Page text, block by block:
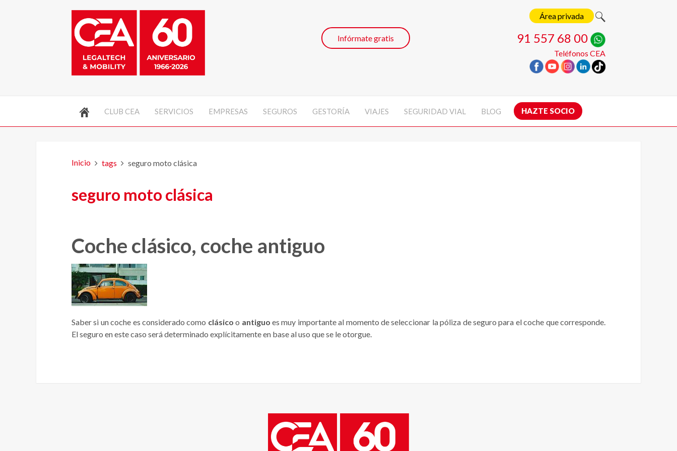
Área privada
91 557 68 00
Teléfonos CEA
Infórmate gratis
CLUB CEA SERVICIOS EMPRESAS SEGUROS GESTORÍA VIAJES SEGURIDAD VIAL BLOG HAZTE SOCIO
Inicio tags seguro moto clásica
seguro moto clásica
Coche clásico, coche antiguo
Saber si un coche es considerado como clásico o antiguo es muy importante al momento de seleccionar la póliza de seguro para el coche que corresponde.
El seguro en este caso será determinado explícitamente en base al uso que se le otorgue.